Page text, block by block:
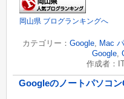
岡山県 ブログランキングへ
カテゴリー： Google, Mac
Google,
作成者：
Googleのノートパソコ